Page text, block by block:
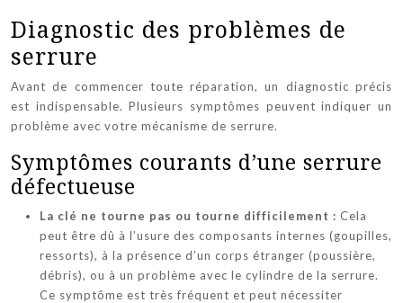
Diagnostic des problèmes de
serrure
Avant de commencer toute réparation, un diagnostic précis
est indispensable. Plusieurs symptômes peuvent indiquer un
problème avec votre mécanisme de serrure.
Symptômes courants d’une serrure
défectueuse
La clé ne tourne pas ou tourne difficilement : Cela
peut être dû à l’usure des composants internes (goupilles,
ressorts), à la présence d’un corps étranger (poussière,
débris), ou à un problème avec le cylindre de la serrure.
Ce symptôme est très fréquent et peut nécessiter